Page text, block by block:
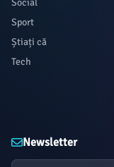
Social
Sport
Știați că
Tech
Newsletter